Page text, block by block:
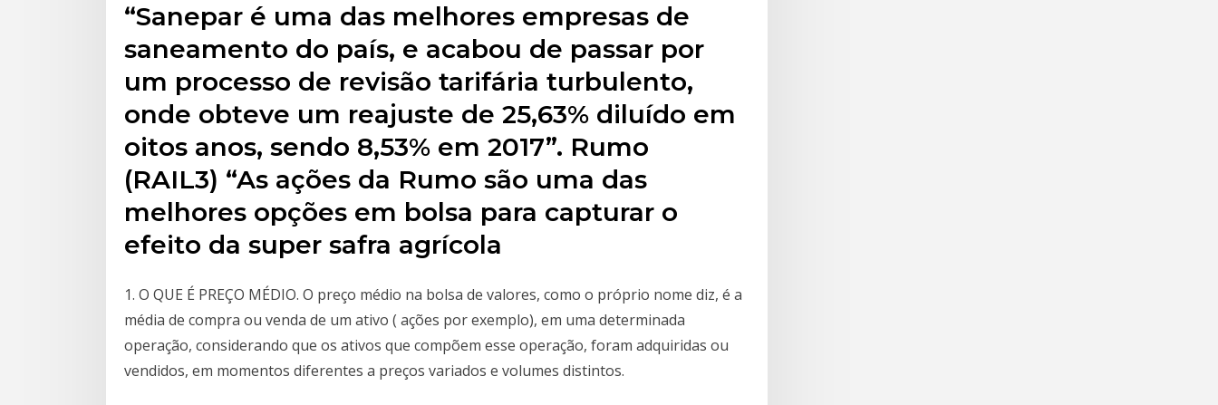
“Sanepar é uma das melhores empresas de
saneamento do país, e acabou de passar por
um processo de revisão tarifária turbulento,
onde obteve um reajuste de 25,63% diluído em
oitos anos, sendo 8,53% em 2017”. Rumo
(RAIL3) “As ações da Rumo são uma das
melhores opções em bolsa para capturar o
efeito da super safra agrícola
1. O QUE É PREÇO MÉDIO. O preço médio na bolsa de valores, como o próprio nome diz, é a
média de compra ou venda de um ativo ( ações por exemplo), em uma determinada
operação, considerando que os ativos que compõem esse operação, foram adquiridas ou
vendidos, em momentos diferentes a preços variados e volumes distintos.